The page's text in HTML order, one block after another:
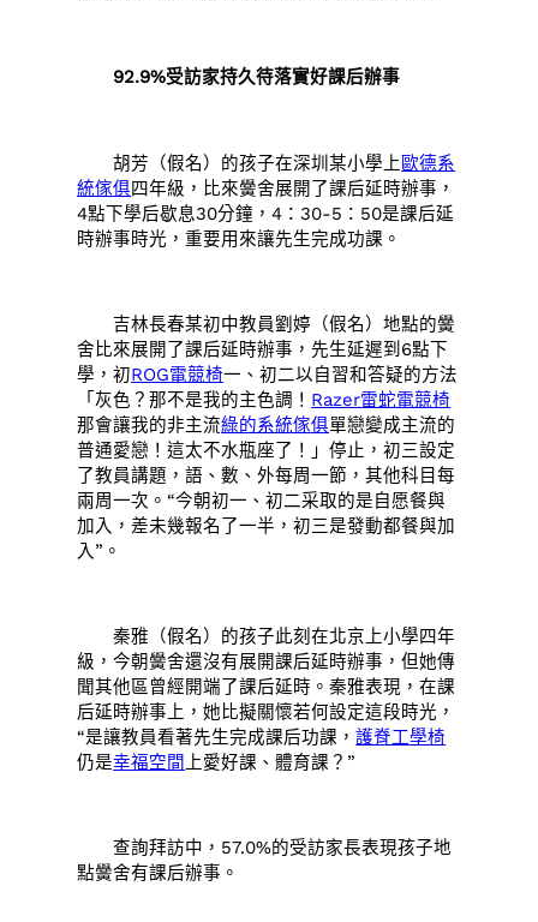
92.9%受訪家持久待落實好課后辦事
胡芳（假名）的孩子在深圳某小學上歐德系
統傢俱四年級，比來黌舍展開了課后延時辦事，
4點下學后歇息30分鐘，4：30-5：50是課后延
時辦事時光，重要用來讓先生完成功課。
吉林長春某初中教員劉婷（假名）地點的黌
舍比來展開了課后延時辦事，先生延遲到6點下
學，初ROG電競椅一、初二以自習和答疑的方法
「灰色？那不是我的主色調！ Razer雷蛇電競椅
那會讓我的非主流綠的系統傢俱單戀變成主流的
普通愛戀！這太不水瓶座了！」停止，初三設定
了教員講題，語、數、外每周一節，其他科目每
兩周一次。“今朝初一、初二采取的是自愿餐與
加入，差未幾報名了一半，初三是發動都餐與加
入”。
秦雅（假名）的孩子此刻在北京上小學四年
級，今朝黌舍還沒有展開課后延時辦事，但她傳
聞其他區曾經開端了課后延時。秦雅表現，在課
后延時辦事上，她比擬關懷若何設定這段時光，
“是讓教員看著先生完成課后功課，護脊工學椅
仍是幸福空間 上愛好課、體育課？”
查詢拜訪中，57.0%的受訪家長表現孩子地
點黌舍有課后辦事。